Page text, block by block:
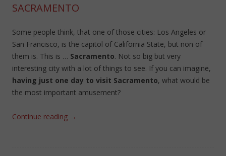
SACRAMENTO
Some people think, that one of those cities: Los Angeles or
San Francisco, is the capitol of California State, but non of
them is. This is … Sacramento. Not so big but very
interesting city with a lot of things to see. If you can imagine,
having just one day to visit Sacramento, what would be
the most important amusement?
Continue reading →